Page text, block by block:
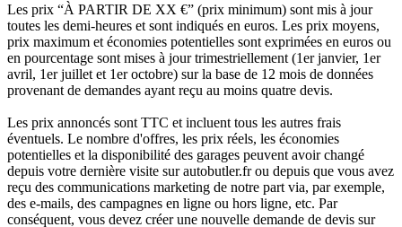
Les prix “À PARTIR DE XX €” (prix minimum) sont mis à jour
toutes les demi-heures et sont indiqués en euros. Les prix moyens,
prix maximum et économies potentielles sont exprimées en euros ou
en pourcentage sont mises à jour trimestriellement (1er janvier, 1er
avril, 1er juillet et 1er octobre) sur la base de 12 mois de données
provenant de demandes ayant reçu au moins quatre devis.
Les prix annoncés sont TTC et incluent tous les autres frais
éventuels. Le nombre d'offres, les prix réels, les économies
potentielles et la disponibilité des garages peuvent avoir changé
depuis votre dernière visite sur autobutler.fr ou depuis que vous avez
reçu des communications marketing de notre part via, par exemple,
des e-mails, des campagnes en ligne ou hors ligne, etc. Par
conséquent, vous devez créer une nouvelle demande de devis sur